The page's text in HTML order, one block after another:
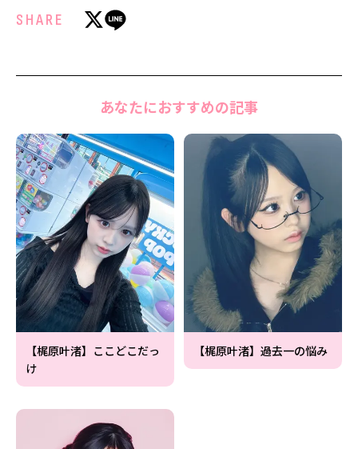
SHARE
あなたにおすすめの記事
【梶原叶渚】ここどこだっ
け
【梶原叶渚】過去一の悩み